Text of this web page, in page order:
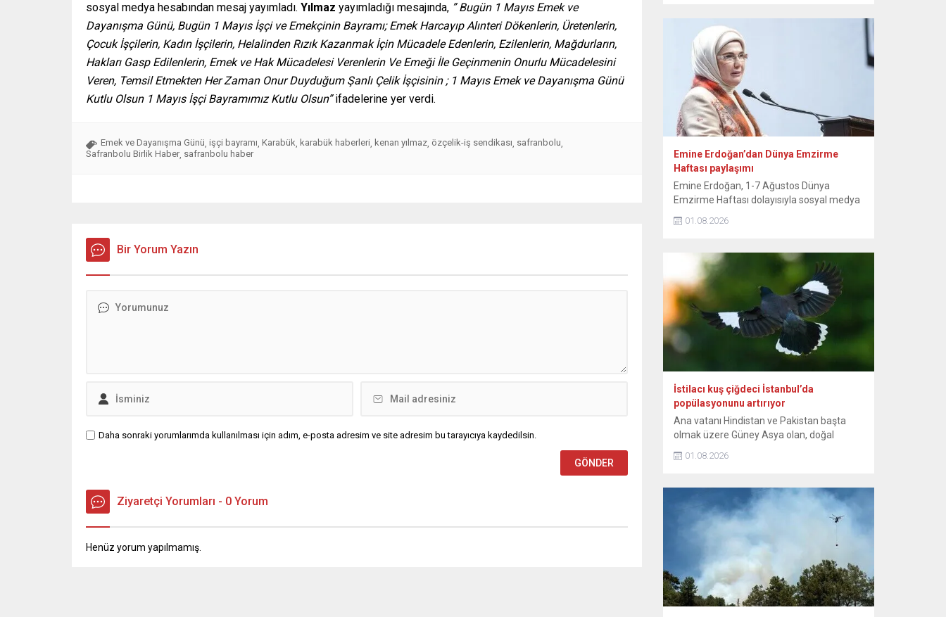
sosyal medya hesabından mesaj yayımladı. Yılmaz yayımladığı mesajında, ” Bugün 1 Mayıs Emek ve
Dayanışma Günü, Bugün 1 Mayıs İşçi ve Emekçinin Bayramı; Emek Harcayıp Alınteri Dökenlerin, Üretenlerin,
Çocuk İşçilerin, Kadın İşçilerin, Helalinden Rızık Kazanmak İçin Mücadele Edenlerin, Ezilenlerin, Mağdurların,
Hakları Gasp Edilenlerin, Emek ve Hak Mücadelesi Verenlerin Ve Emeği İle Geçinmenin Onurlu Mücadelesini
Veren, Temsil Etmekten Her Zaman Onur Duyduğum Şanlı Çelik İşçisinin ; 1 Mayıs Emek ve Dayanışma Günü
Kutlu Olsun 1 Mayıs İşçi Bayramımız Kutlu Olsun”ifadelerine yer verdi.
Emek ve Dayanışma Günü, işçi bayramı, Karabük, karabük haberleri, kenan yılmaz, özçelik-iş sendikası, safranbolu,
Safranbolu Birlik Haber, safranbolu haber
Bir Yorum Yazın
Daha sonraki yorumlarımda kullanılması için adım, e-posta adresim ve site adresim bu tarayıcıya kaydedilsin.
Ziyaretçi Yorumları - 0 Yorum
Henüz yorum yapılmamış.
yeniden başkan seçildi. MHP Safranbolu
İlçe Teşkilatının 15. Olağan Kongresi, Sunal
Tülbentçi Öğretmenevi’nde yoğun bir
katılımla gerçekleştirildi. Kongreye tek liste
ile giren mevcut İlçe Başkanı Erkan
Canözü, delegelerin güvenini...
Emine Erdoğan’dan Dünya Emzirme
Haftası paylaşımı
Emine Erdoğan, 1-7 Ağustos Dünya
Emzirme Haftası dolayısıyla sosyal medya
hesabından paylaşımda bulundu. Emine
Erdoğan, NSosyal hesabından yaptığı
günlerinden itibaren bebeğin sağlıklı
büyümesini ve gelişimini destekleyen,
anne ile bebek arasındaki bağı
kuvvetlendiren eşsiz bir mucizedir. Her
damlasında şifa, güven ve sevgi vardır.
Diliyorum ki her...
01.08.2026
İstilacı kuş çiğdeci İstanbul’da
popülasyonunu artırıyor
Ana vatanı Hindistan ve Pakistan başta
olmak üzere Güney Asya olan, doğal
bölgelerine de uzanan istilacı kuş türü
İstanbul’da yaşam alanını genişletiyor.
Sığırcıkgiller familyasından, kahverengi
tüylü, sarı bacaklı olan ve göz çevresinde
01.08.2026